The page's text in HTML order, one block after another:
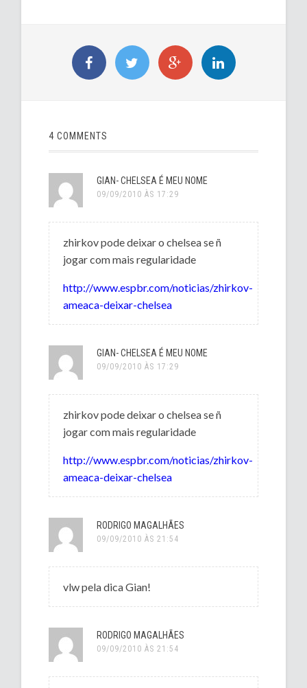
4 COMMENTS
GIAN- CHELSEA É MEU NOME
09/09/2010 ÀS 17:29
zhirkov pode deixar o chelsea se ñ
jogar com mais regularidade
http://www.espbr.com/noticias/zhirkov-
ameaca-deixar-chelsea
GIAN- CHELSEA É MEU NOME
09/09/2010 ÀS 17:29
zhirkov pode deixar o chelsea se ñ
jogar com mais regularidade
http://www.espbr.com/noticias/zhirkov-
ameaca-deixar-chelsea
RODRIGO MAGALHÃES
09/09/2010 ÀS 21:54
vlw pela dica Gian!
RODRIGO MAGALHÃES
09/09/2010 ÀS 21:54